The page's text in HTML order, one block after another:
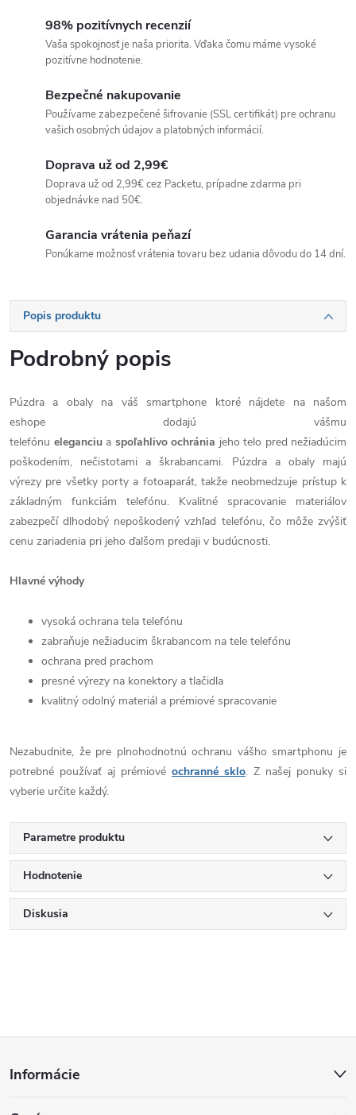
98% pozitívnych recenzií
Vaša spokojnosť je naša priorita. Vďaka čomu máme vysoké
pozitívne hodnotenie.
Bezpečné nakupovanie
Používame zabezpečené šifrovanie (SSL certifikát) pre ochranu
vašich osobných údajov a platobných informácií.
Doprava už od 2,99€
Doprava už od 2,99€ cez Packetu, prípadne zdarma pri
objednávke nad 50€.
Garancia vrátenia peňazí
Ponúkame možnosť vrátenia tovaru bez udania dôvodu do 14 dní.
Popis produktu
Podrobný popis
Púzdra a obaly na váš smartphone ktoré nájdete na našom
eshope dodajú vášmu
telefónu eleganciu a spoľahlivo ochránia jeho telo pred nežiadúcim
poškodením, nečistotami a škrabancami. Púzdra a obaly majú
výrezy pre všetky porty a fotoaparát, takže neobmedzuje prístup k
základným funkciám telefónu. Kvalitné spracovanie materiálov
zabezpečí dlhodobý nepoškodený vzhľad telefónu, čo môže zvýšiť
cenu zariadenia pri jeho ďalšom predaji v budúcnosti.
Hlavné výhody
vysoká ochrana tela telefónu
zabraňuje nežiaducim škrabancom na tele telefónu
ochrana pred prachom
presné výrezy na konektory a tlačidla
kvalitný odolný materiál a prémiové spracovanie
Nezabudnite, že pre plnohodnotnú ochranu vášho smartphonu je
potrebné používať aj prémiové ochranné sklo. Z našej ponuky si
vyberie určite každý.
Parametre produktu
Hodnotenie
Diskusia
Informácie